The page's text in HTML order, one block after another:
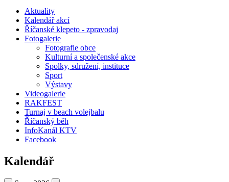
Aktuality
Kalendář akcí
Říčanské klepeto - zpravodaj
Fotogalerie
Fotografie obce
Kulturní a společenské akce
Spolky, sdružení, instituce
Sport
Výstavy
Videogalerie
RAKFEST
Turnaj v beach volejbalu
Říčanský běh
InfoKanál KTV
Facebook
Kalendář